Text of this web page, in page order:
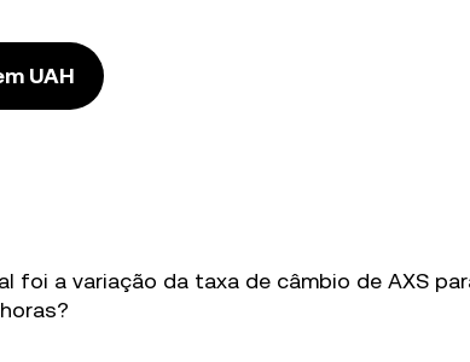
UAH
foi a variação da taxa de câmbio de AXS